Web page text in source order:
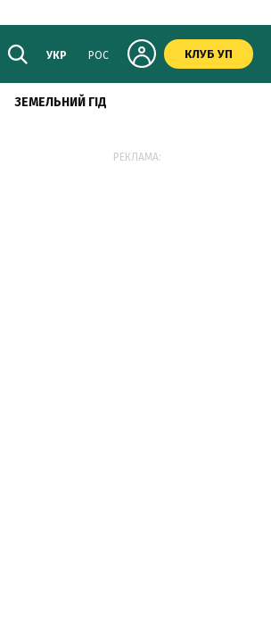
УКР РОС КЛУБ УП
ЗЕМЕЛЬНИЙ ГІД
РЕКЛАМА: